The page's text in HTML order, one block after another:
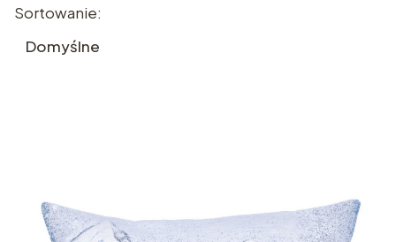
Lista produktów
Sortowanie:
Domyślne